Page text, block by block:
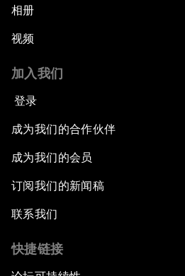
相册
视频
加入我们
登录
成为我们的合作伙伴
成为我们的会员
订阅我们的新闻稿
联系我们
快捷链接